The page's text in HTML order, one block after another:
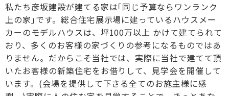
私たち彦坂建設が建てる家は｢同じ予算ならワンランク
上の家｣です。総合住宅展示場に建っているハウスメー
カーのモデルハウスは、坪100万以上 かけて建てられて
おり、多くのお客様の家づくりの参考になるものではあ
りません。だからこそ当社では、実際に当社で建てて頂
いたお客様の新築住宅をお借りして、見学会を開催して
います。(会場を提供して下さる全てのお施主様に感